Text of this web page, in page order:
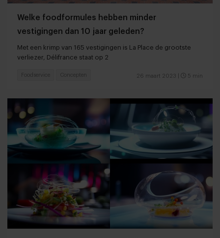
Welke foodformules hebben minder
vestigingen dan 10 jaar geleden?
Met een krimp van 165 vestigingen is La Place de grootste
verliezer, Délifrance staat op 2
26 maart 2023 5 min
Foodservice Concepten